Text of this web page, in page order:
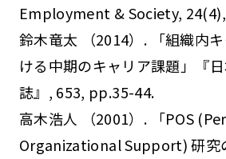
Employment & Society,
鈴木竜太 （2014）. 「組織内
ける中期のキャリア課題」『
誌』, 653, pp.35-44.
高木浩人 （2001）. 「POS
Organizational Support) 研究